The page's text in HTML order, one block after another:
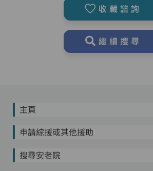
收藏諮詢
繼續搜尋
主頁
申請綜援或其他援助
搜尋安老院